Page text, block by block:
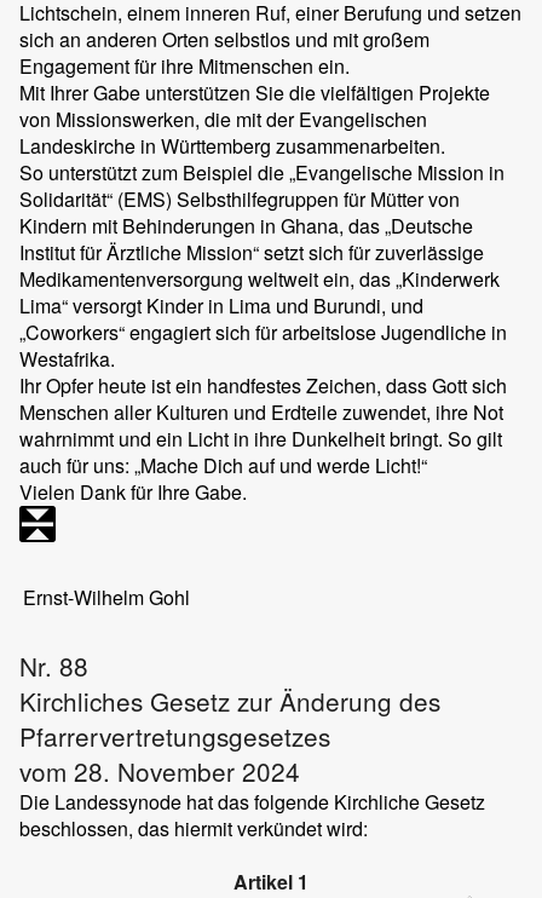
Lichtschein, einem inneren Ruf, einer Berufung und setzen
sich an anderen Orten selbstlos und mit großem
Engagement für ihre Mitmenschen ein.
Mit Ihrer Gabe unterstützen Sie die vielfältigen Projekte
von Missionswerken, die mit der Evangelischen
Landeskirche in Württemberg zusammenarbeiten.
So unterstützt zum Beispiel die „Evangelische Mission in
Solidarität“ (EMS) Selbsthilfegruppen für Mütter von
Kindern mit Behinderungen in Ghana, das „Deutsche
Institut für Ärztliche Mission“ setzt sich für zuverlässige
Medikamentenversorgung weltweit ein, das „Kinderwerk
Lima“ versorgt Kinder in Lima und Burundi, und
„Coworkers“ engagiert sich für arbeitslose Jugendliche in
Westafrika.
Ihr Opfer heute ist ein handfestes Zeichen, dass Gott sich
Menschen aller Kulturen und Erdteile zuwendet, ihre Not
wahrnimmt und ein Licht in ihre Dunkelheit bringt. So gilt
auch für uns: „Mache Dich auf und werde Licht!“
Vielen Dank für Ihre Gabe.
Ernst-Wilhelm Gohl
Nr. 88
Kirchliches Gesetz zur Änderung des
Pfarrervertretungsgesetzes
vom 28. November 2024
Die Landessynode hat das folgende Kirchliche Gesetz
beschlossen, das hiermit verkündet wird:
Artikel 1